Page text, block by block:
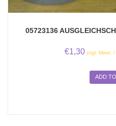
05723136
€1,30 zzgl. Mwst.
ADD